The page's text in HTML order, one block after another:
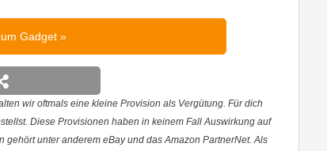
Gadget
wir oftmals eine kleine Provision als Vergütung. Für dich
Diese Provisionen haben in keinem Fall Auswirkung auf
unter anderem eBay und das Amazon PartnerNet. Als